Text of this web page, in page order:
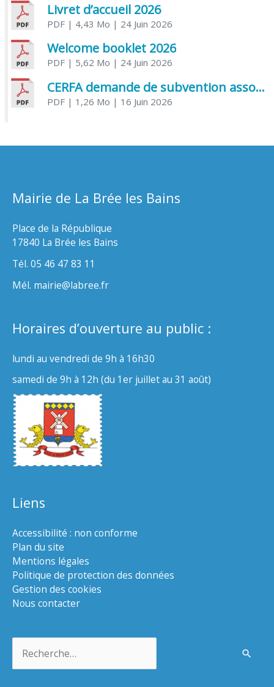
Livret d’accueil 2026
PDF| 4,43 Mo | 24 Juin 2026
Welcome booklet 2026
PDF| 5,62 Mo | 24 Juin 2026
CERFA demande de subvention association
PDF| 1,26 Mo | 16 Juin 2026
Mairie de La Brée les Bains
Place de la République
17840 La Brée les Bains
Tél. 05 46 47 83 11
Mél. mairie@labree.fr
Horaires d’ouverture au public :
lundi au vendredi de 9h à 16h30
samedi de 9h à 12h (du 1er juillet au 31 août)
Liens
Accessibilité : non conforme
Plan du site
Mentions légales
Politique de protection des données
Gestion des cookies
Nous contacter